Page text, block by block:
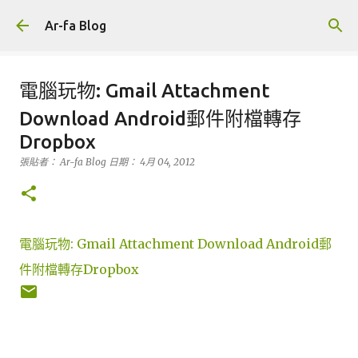
Ar-fa Blog
電腦玩物: Gmail Attachment
Download Android郵件附檔轉存
Dropbox
張貼者：Ar-fa Blog 日期： 4月 04, 2012
電腦玩物: Gmail Attachment Download Android郵
件附檔轉存Dropbox